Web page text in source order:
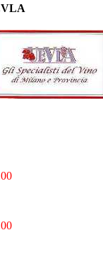
- Riserva
Igt -